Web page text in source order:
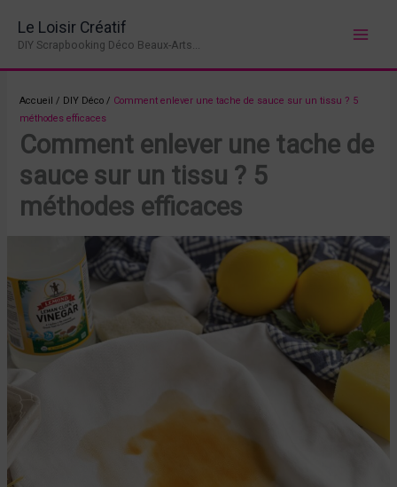
contenu
Le Loisir Créatif
DIY Scrapbooking Déco Beaux-Arts...
Accueil / DIY Déco / Comment enlever une tache de sauce sur un tissu ? 5
méthodes efficaces
Comment enlever une tache de
sauce sur un tissu ? 5
méthodes efficaces